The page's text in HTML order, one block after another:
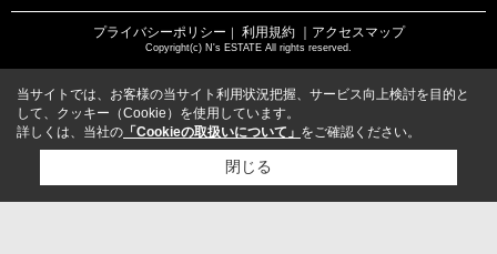
プライバシーポリシー 利用規約 ｜アクセスマップ
Copyright(c) N's ESTATE All rights reserved.
当サイトでは、お客様の当サイト利用状況把握、サービス向上検討を目的と
して、クッキー（Cookie）を使用しています。
詳しくは、当社の 「Cookieの取扱いについて」 をご確認ください。
閉じる